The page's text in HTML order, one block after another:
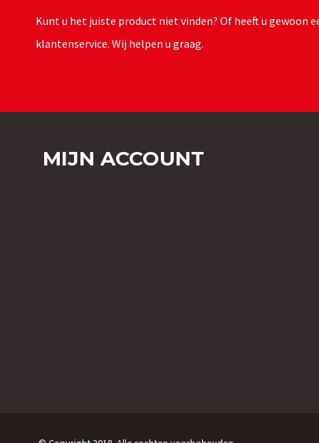
Kunt u het juiste product niet vinden? Of heeft u gewoon
klantenservice. Wij helpen u graag.
MIJN ACCOUNT